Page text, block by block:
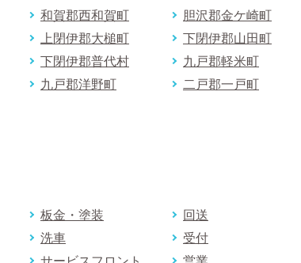
和賀郡西和賀町
胆沢郡金ケ崎町
上閉伊郡大槌町
下閉伊郡山田町
下閉伊郡普代村
九戸郡軽米町
九戸郡洋野町 二戸郡一戸町
板金・塗装
回送
洗車
受付